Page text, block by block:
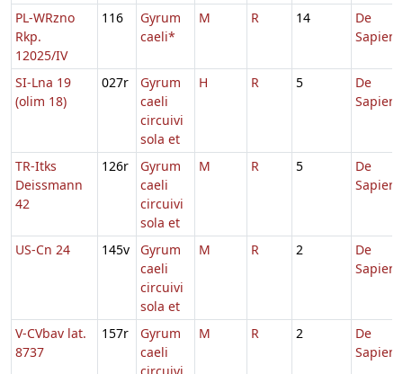
PL-WRzno
Rkp.
12025/IV
116
Gyrum
caeli*
M R 14
De
SI-Lna 19
(olim 18)
027r
Gyrum
caeli
circuivi
sola et
H R 5
De
TR-Itks
Deissmann
42
126r
Gyrum
caeli
circuivi
sola et
M R 5
De
US-Cn 24 145v
Gyrum
caeli
circuivi
sola et
M R 2
De
V-CVbav lat.
8737
157r
Gyrum
caeli
M R 2
De